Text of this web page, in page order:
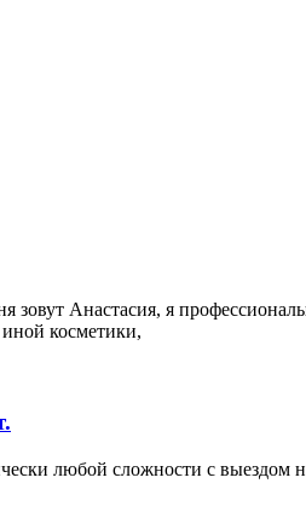
я профессиональный
косметики,
любой сложности с выездом